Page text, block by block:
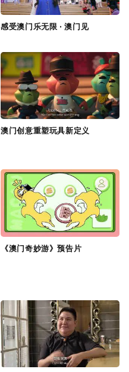
感受澳门乐无限 ‧ 澳门见
澳门创意重塑玩具新定义
《澳门奇妙游》预告片